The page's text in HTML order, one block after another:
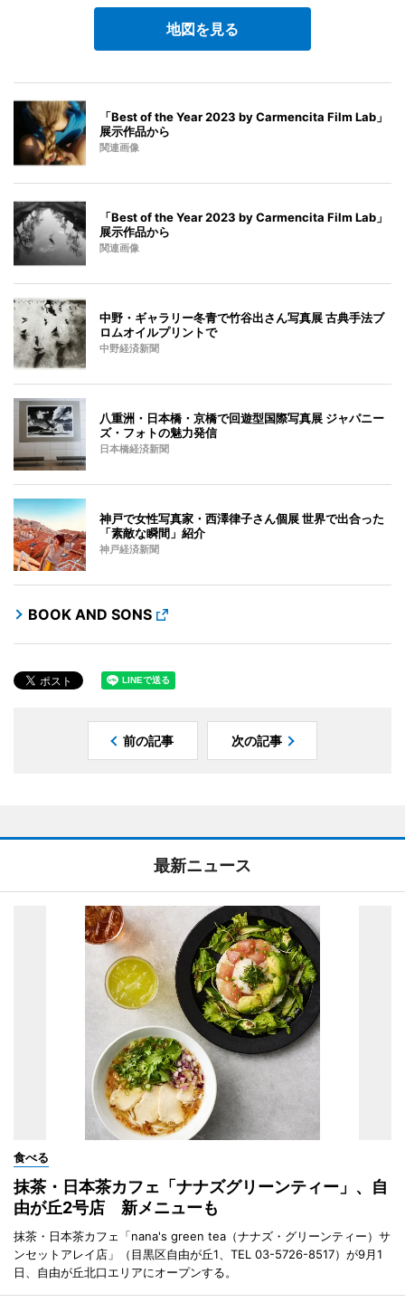
地図を見る
「Best of the Year 2023 by Carmencita Film Lab」
展示作品から
関連画像
「Best of the Year 2023 by Carmencita Film Lab」
展示作品から
関連画像
中野・ギャラリー冬青で竹谷出さん写真展 古典手法ブ
ロムオイルプリントで
中野経済新聞
八重洲・日本橋・京橋で回遊型国際写真展 ジャパニー
ズ・フォトの魅力発信
日本橋経済新聞
神戸で女性写真家・西澤律子さん個展 世界で出合った
「素敵な瞬間」紹介
神戸経済新聞
BOOK AND SONS
前の記事 次の記事
最新ニュース
食べる
抹茶・日本茶カフェ「ナナズグリーンティー」、自
由が丘2号店 新メニューも
抹茶・日本茶カフェ「nana's green tea（ナナズ・グリーンティー）サ
ンセットアレイ店」（目黒区自由が丘1、TEL 03-5726-8517）が9月1
日、自由が丘北口エリアにオープンする。